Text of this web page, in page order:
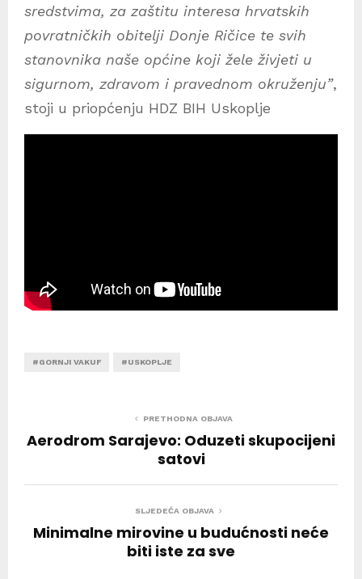
sredstvima, za zaštitu interesa hrvatskih
povratničkih obitelji Donje Ričice te svih
stanovnika naše općine koji žele živjeti u
sigurnom, zdravom i pravednom okruženju”,
stoji u priopćenju HDZ BIH Uskoplje
#GORNJI VAKUF #USKOPLJE
PRETHODNA OBJAVA
Aerodrom Sarajevo: Oduzeti skupocijeni
satovi
SLJEDEĆA OBJAVA
Minimalne mirovine u budućnosti neće
biti iste za sve